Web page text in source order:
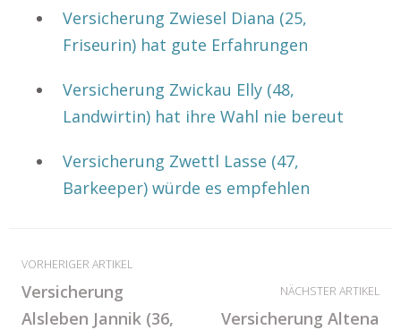
Versicherung Zwiesel Diana (25,
Friseurin) hat gute Erfahrungen
Versicherung Zwickau Elly (48,
Landwirtin) hat ihre Wahl nie bereut
Versicherung Zwettl Lasse (47,
Barkeeper) würde es empfehlen
VORHERIGER ARTIKEL
Versicherung
Alsleben Jannik (36,
NÄCHSTER ARTIKEL
Versicherung Altena